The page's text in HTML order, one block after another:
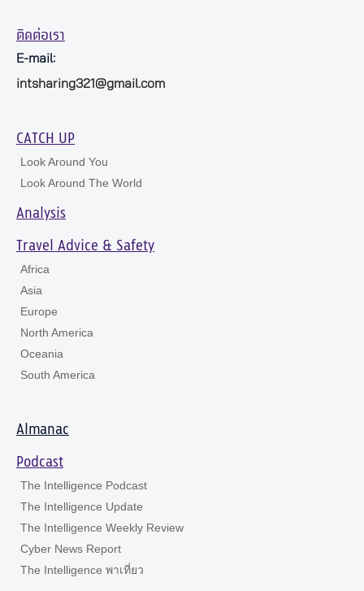
ติดต่อเรา
E-mail:
intsharing321@gmail.com
CATCH UP
Look Around You
Look Around The World
Analysis
Travel Advice & Safety
Africa
Asia
Europe
North America
Oceania
South America
Almanac
Podcast
The Intelligence Podcast
The Intelligence Update
The Intelligence Weekly Review
Cyber News Report
The Intelligence พาเที่ยว